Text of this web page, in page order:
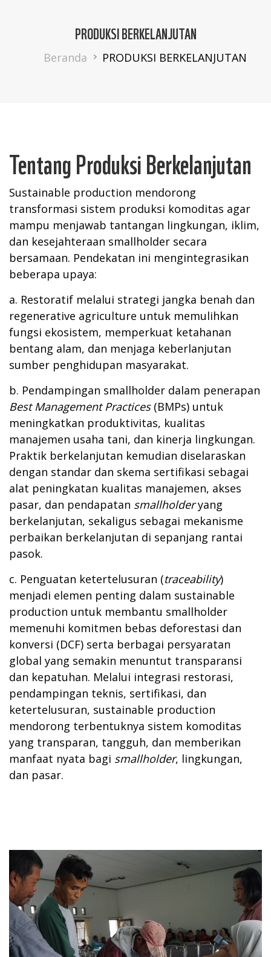
PRODUKSI BERKELANJUTAN
Breadcrumb
Beranda PRODUKSI BERKELANJUTAN
Tentang Produksi Berkelanjutan
Sustainable production mendorong
transformasi sistem produksi komoditas agar
mampu menjawab tantangan lingkungan, iklim,
dan kesejahteraan smallholder secara
bersamaan. Pendekatan ini mengintegrasikan
beberapa upaya:
a. Restoratif melalui strategi jangka benah dan
regenerative agriculture untuk memulihkan
fungsi ekosistem, memperkuat ketahanan
bentang alam, dan menjaga keberlanjutan
sumber penghidupan masyarakat.
b. Pendampingan smallholder dalam penerapan
Best Management Practices(BMPs) untuk
meningkatkan produktivitas, kualitas
manajemen usaha tani, dan kinerja lingkungan.
Praktik berkelanjutan kemudian diselaraskan
dengan standar dan skema sertifikasi sebagai
alat peningkatan kualitas manajemen, akses
pasar, dan pendapatan smallholderyang
berkelanjutan, sekaligus sebagai mekanisme
perbaikan berkelanjutan di sepanjang rantai
pasok.
c. Penguatan ketertelusuran (traceability)
menjadi elemen penting dalam sustainable
production untuk membantu smallholder
memenuhi komitmen bebas deforestasi dan
konversi (DCF) serta berbagai persyaratan
global yang semakin menuntut transparansi
dan kepatuhan. Melalui integrasi restorasi,
pendampingan teknis, sertifikasi, dan
ketertelusuran, sustainable production
mendorong terbentuknya sistem komoditas
yang transparan, tangguh, dan memberikan
manfaat nyata bagi smallholder, lingkungan,
dan pasar.